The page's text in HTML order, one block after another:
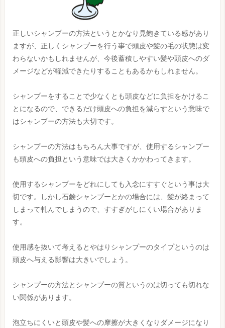
正しいシャンプーの方法というとかなり見飽きている感があり
ますが、正しくシャンプーを行う事で頭皮や髪の毛の状態は変
わらないかもしれませんが、今後蓄積しやすい髪や頭皮へのダ
メージなどが軽減できたりすることもあるかもしれません。
シャンプーをすることで少なくとも頭皮などに負担をかけるこ
とになるので、できるだけ頭皮への負担を減らすという意味で
はシャンプーの方法も大切です。
シャンプーの方法はもちろん大事ですが、使用するシャンプー
も頭皮への負担という意味では大きくかかわってきます。
使用するシャンプーをどれにしても入念にすすぐという事は大
切です。しかし石鹸シャンプーとかの場合には、髪が絡まって
しまって軋んでしまうので、すすぎがしにくい場合がありま
す。
使用感を抜いて考えるとやはりシャンプーのタイプというのは
頭皮へ与える影響は大きいでしょう。
シャンプーの方法とシャンプーの質というのは切っても切れな
い関係があります。
泡立ちにくいと頭皮や髪への摩擦が大きくなりダメージになり